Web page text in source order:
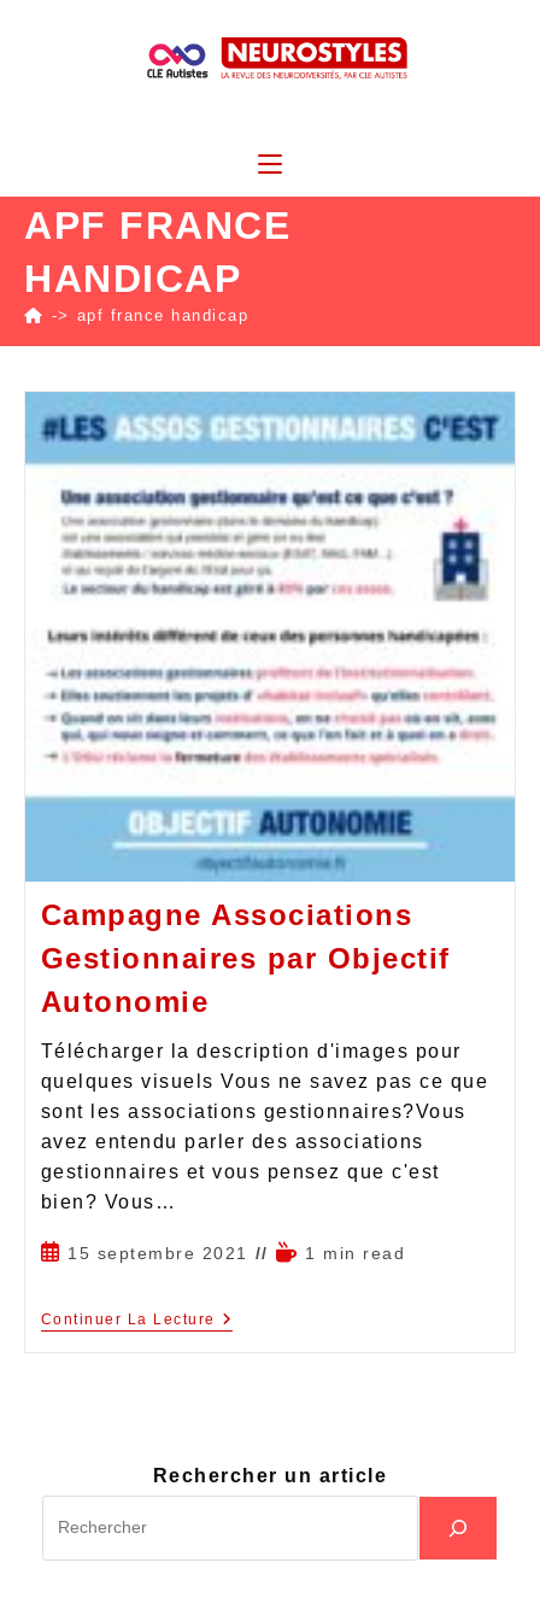
APF FRANCE
HANDICAP
-> apf france handicap
Campagne Associations
Gestionnaires par Objectif
Autonomie
Télécharger la description d'images pour
quelques visuels Vous ne savez pas ce que
sont les associations gestionnaires?Vous
avez entendu parler des associations
gestionnaires et vous pensez que c'est
bien? Vous…
15 septembre 2021 1 min read
Continuer La Lecture
Rechercher un article